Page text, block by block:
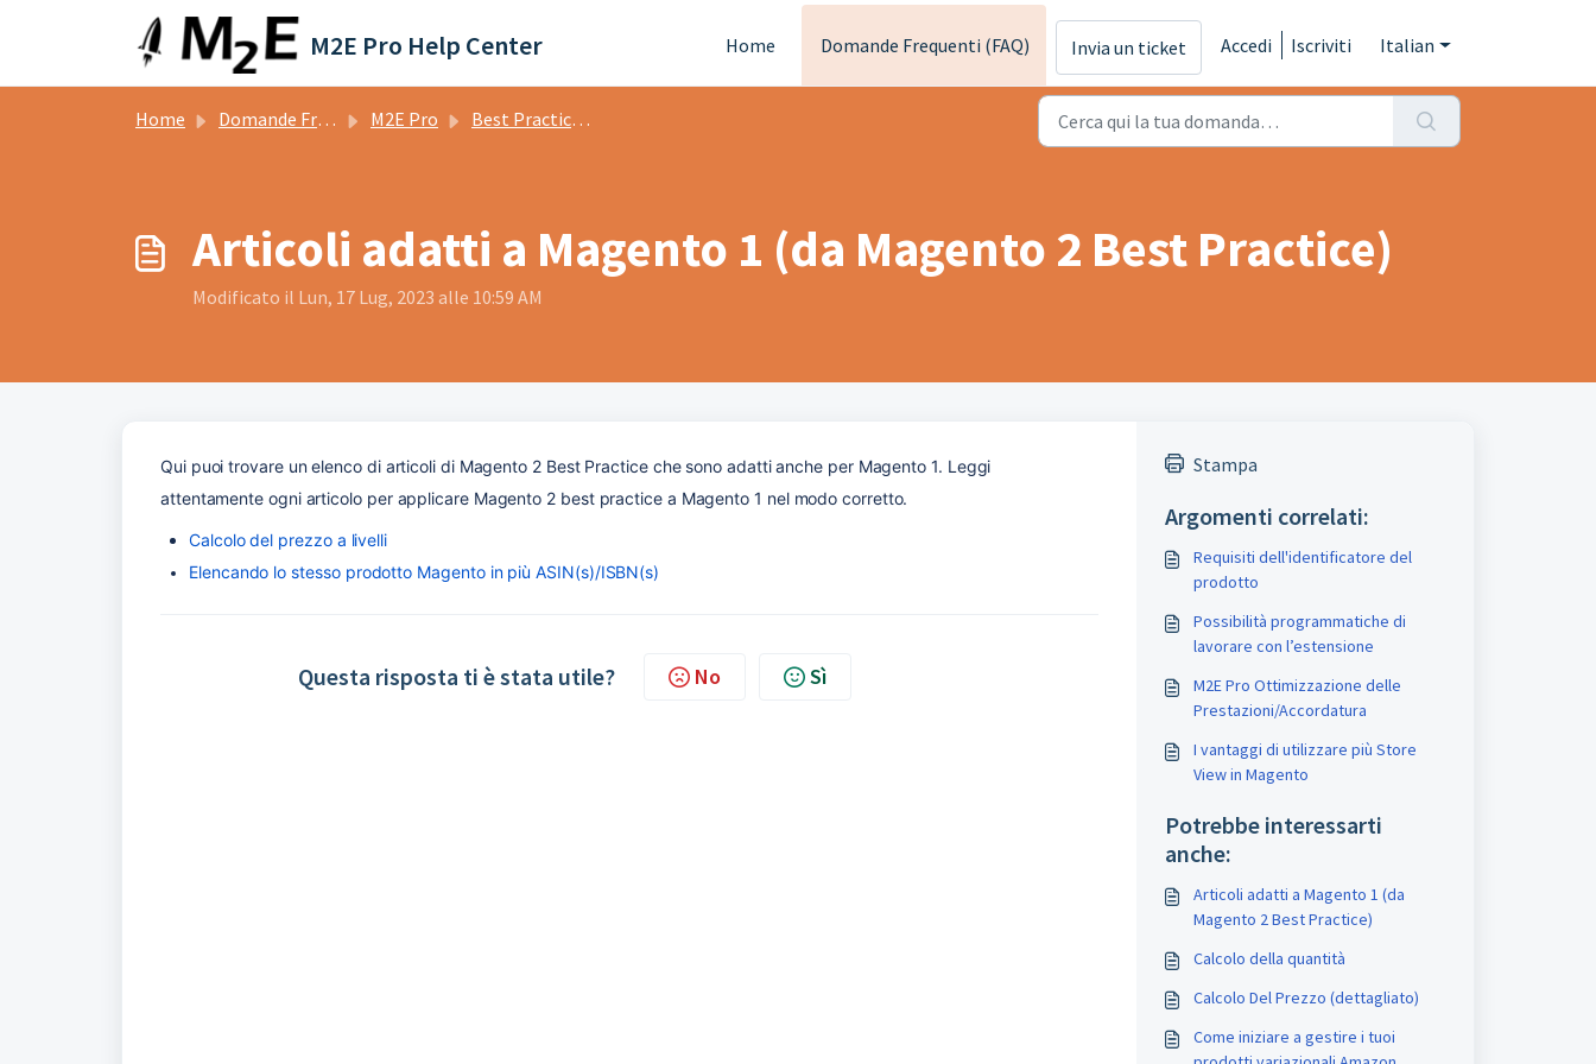
Salta al contenuto principale
M2E Pro Help Center Home Domande Frequenti (FAQ) Invia un ticket Accedi Iscriviti Italian
Home Domande Frequenti (FAQ) M2E Pro Best Practice M2
Articoli adatti a Magento 1 (da Magento 2 Best Practice)
Modificato il Lun, 17 Lug, 2023 alle 10:59 AM
Qui puoi trovare un elenco di articoli di Magento 2 Best Practice che sono adatti anche per Magento 1. Leggi
attentamente ogni articolo per applicare Magento 2 best practice a Magento 1 nel modo corretto.
Calcolo del prezzo a livelli
Elencando lo stesso prodotto Magento in più ASIN(s)/ISBN(s)
Questa risposta ti è stata utile? No Sì
Stampa
Argomenti correlati:
Requisiti dell'identificatore del
prodotto
Possibilità programmatiche di
lavorare con l’estensione
M2E Pro Ottimizzazione delle
Prestazioni/Accordatura
I vantaggi di utilizzare più Store
View in Magento
Potrebbe interessarti
anche:
Articoli adatti a Magento 1 (da
Magento 2 Best Practice)
Calcolo della quantità
Calcolo Del Prezzo (dettagliato)
Come iniziare a gestire i tuoi